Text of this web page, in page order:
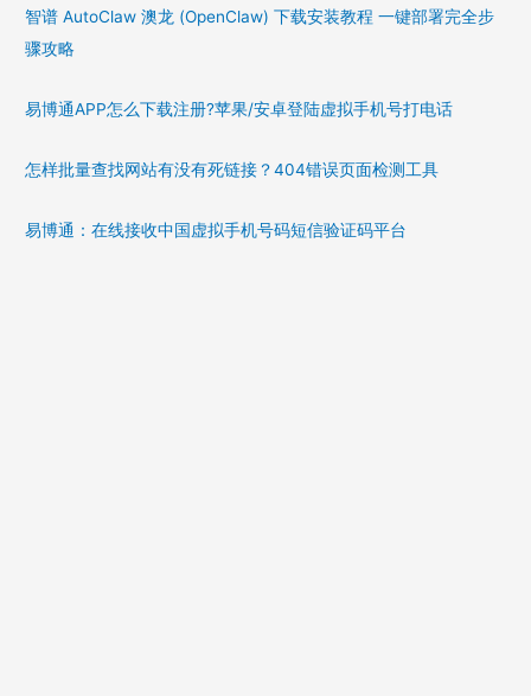
智谱 AutoClaw 澳龙 (OpenClaw) 下载安装教程 一键部署完全步
骤攻略
易博通APP怎么下载注册?苹果/安卓登陆虚拟手机号打电话
怎样批量查找网站有没有死链接？404错误页面检测工具
易博通：在线接收中国虚拟手机号码短信验证码平台